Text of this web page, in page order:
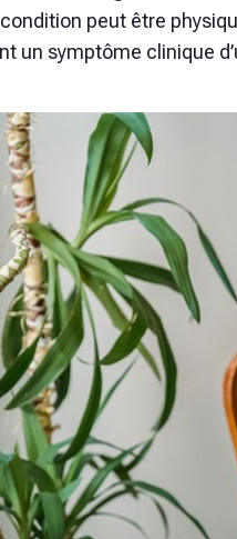
peut être
un symptôme clinique